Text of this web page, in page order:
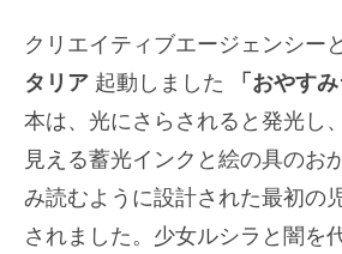
クリエイティブエージェンシー
タリア 起動しました 「おやす
本は、光にさらされると発光し
見える蓄光インクと絵の具のお
み読むように設計された最初の
されました。少女ルシラと闇を